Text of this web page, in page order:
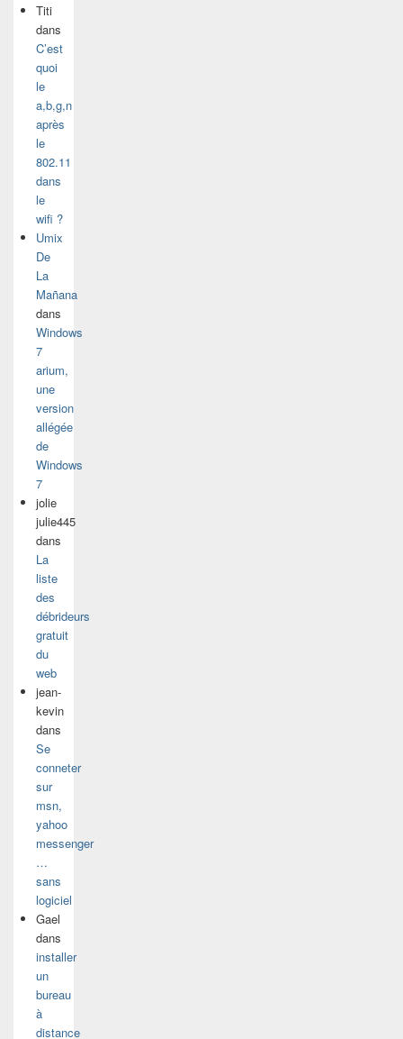
Titi
dans
C’est
quoi
le
a,b,g,n
après
le
802.11
dans
le
wifi ?
Umix
De
La
Mañana
dans
Windows
7
arium,
une
version
allégée
de
Windows
7
jolie
julie445
dans
La
liste
des
débrideurs
gratuit
du
web
jean-
kevin
dans
Se
conneter
sur
msn,
yahoo
messenger
…
sans
logiciel
Gael
dans
installer
un
bureau
à
distance